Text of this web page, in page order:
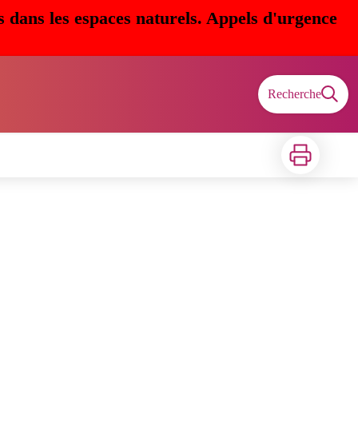
les espaces naturels. Appels d'urgence
Recherche
Imprimer